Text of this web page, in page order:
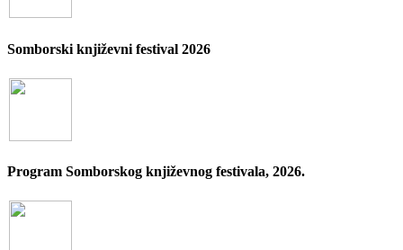
Somborski književni festival 2026
Program Somborskog književnog festivala, 2026.